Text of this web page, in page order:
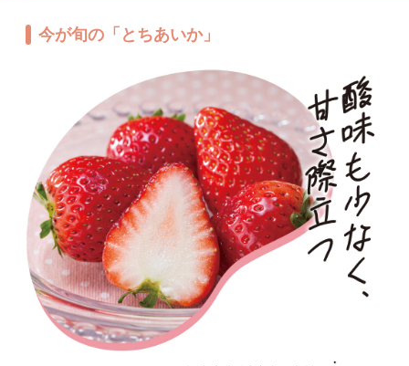
今が旬の「とちあいか」